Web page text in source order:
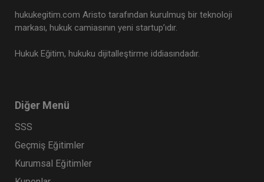
hukukegitim.com Aristo tarafından kurulmuş bir teknoloji
markası, hukuk camiasının yeni startup’ıdır.
Hukuk Eğitim, hukuku dijitalleştirme iddiasındadır.
Diğer Menü
SSS
Geçmiş Eğitimler
Kurumsal Eğitimler